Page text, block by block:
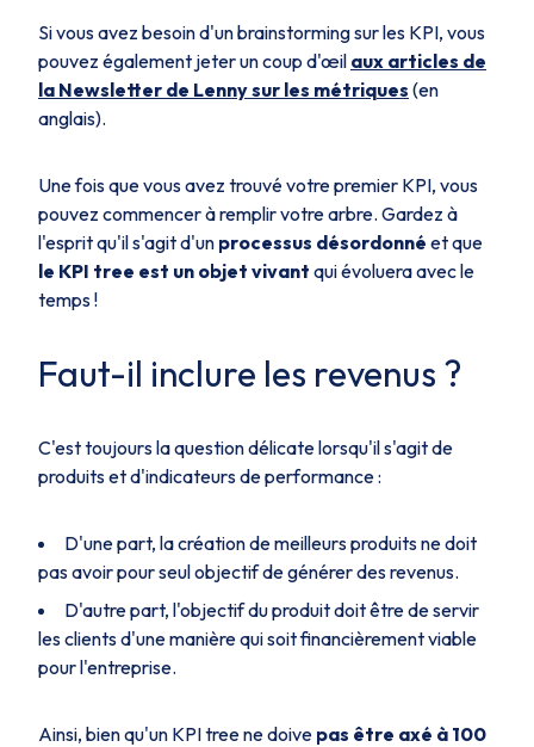
Si vous avez besoin d'un brainstorming sur les KPI, vous
pouvez également jeter un coup d'œil aux articles de
la Newsletter de Lennysur les métriques (en
anglais).
Une fois que vous avez trouvé votre premier KPI, vous
pouvez commencer à remplir votre arbre. Gardez à
l'esprit qu'il s'agit d'un processus désordonné et que
le KPI tree est un objet vivant qui évoluera avec le
temps !
Faut-il inclure les revenus ?
C'est toujours la question délicate lorsqu'il s'agit de
produits et d'indicateurs de performance :
D'une part, la création de meilleurs produits ne doit
pas avoir pour seul objectif de générer des revenus.
D'autre part, l'objectif du produit doit être de servir
les clients d'une manière qui soit financièrement viable
pour l'entreprise.
Ainsi, bien qu'un KPI tree ne doive pas être axé à 100